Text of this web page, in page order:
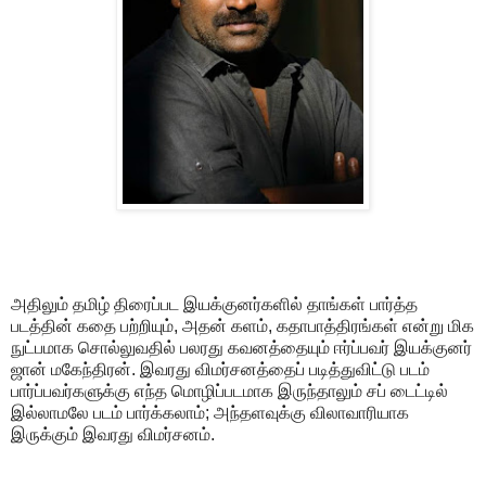
அதிலும் தமிழ் திரைப்பட இயக்குனர்களில் தாங்கள் பார்த்த
படத்தின் கதை பற்றியும், அதன் களம், கதாபாத்திரங்கள் என்று மிக
நுட்பமாக சொல்லுவதில் பலரது கவனத்தையும் ஈர்ப்பவர் இயக்குனர்
ஜான் மகேந்திரன். இவரது விமர்சனத்தைப் படித்துவிட்டு படம்
பார்ப்பவர்களுக்கு எந்த மொழிப்படமாக இருந்தாலும் சப் டைட்டில்
இல்லாமலே படம் பார்க்கலாம்; அந்தளவுக்கு விலாவாரியாக
இருக்கும் இவரது விமர்சனம்.